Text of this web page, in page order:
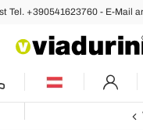
Tel. +390541623760 - E-Mail